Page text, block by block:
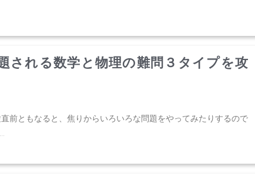
される数学と物理の難問３タイプを攻
前ともなると、焦りからいろいろな問題をやってみたりするので